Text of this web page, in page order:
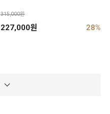
315,000원
227,000원 28%